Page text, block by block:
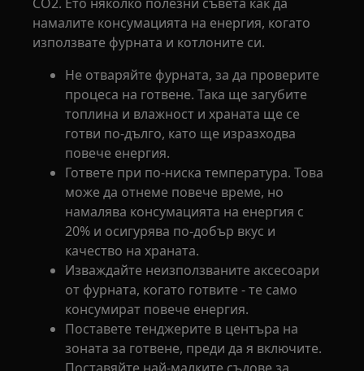
намалите консумацията на енергия, когато
използвате фурната и котлоните си.
Не отваряйте фурната, за да проверите
процеса на готвене. Така ще загубите
топлина и влажност и храната ще се
готви по-дълго, като ще изразходва
повече енергия.
Гответе при по-ниска температура. Това
може да отнеме повече време, но
намалява консумацията на енергия с
20% и осигурява по-добър вкус и
качество на храната.
Изваждайте неизползваните аксесоари
от фурната, когато готвите - те само
консумират повече енергия.
Поставете тенджерите в центъра на
зоната за готвене, преди да я включите.